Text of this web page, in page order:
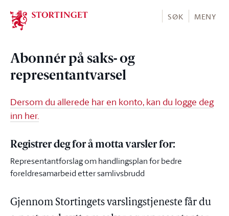
Stortinget.no
SØK MENY
Abonnér på saks- og
representantvarsel
Dersom du allerede har en konto, kan du logge deg
inn her.
Registrer deg for å motta varsler for:
Representantforslag om handlingsplan for bedre
foreldresamarbeid etter samlivsbrudd
Gjennom Stortingets varslingstjeneste får du